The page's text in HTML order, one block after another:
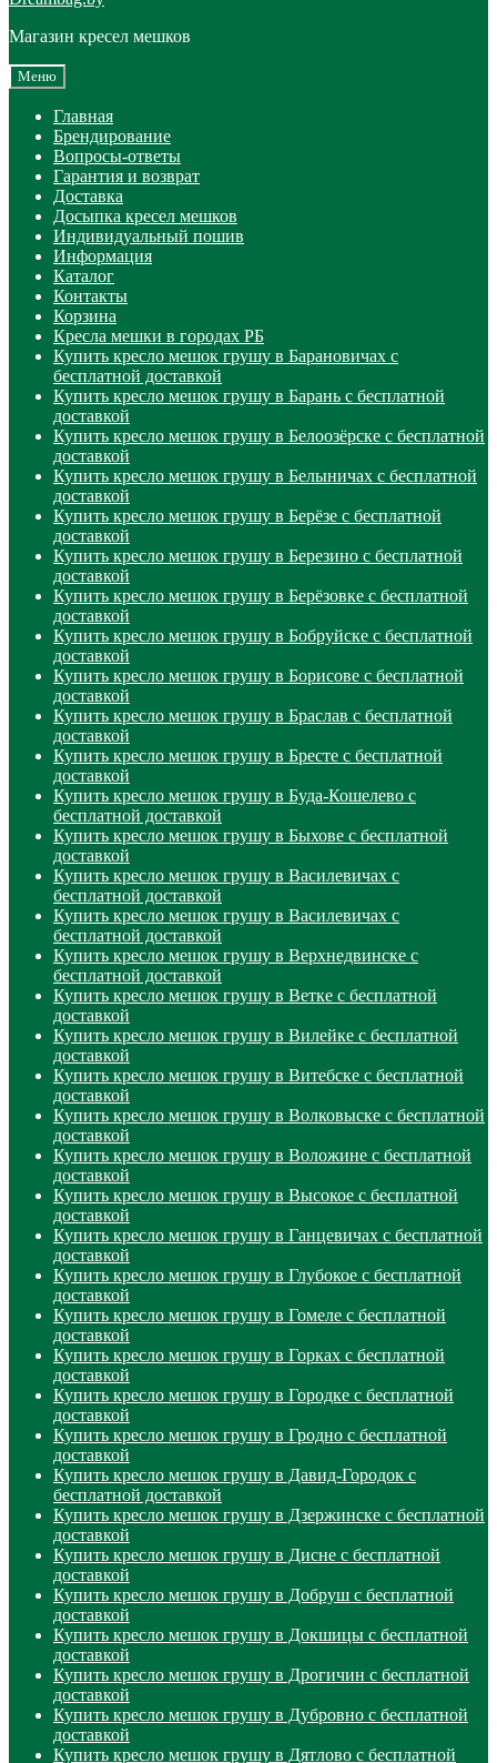
Магазин кресел мешков
Меню
Главная
Брендирование
Вопросы-ответы
Гарантия и возврат
Доставка
Досыпка кресел мешков
Индивидуальный пошив
Информация
Каталог
Контакты
Корзина
Кресла мешки в городах РБ
Купить кресло мешок грушу в Барановичах с
бесплатной доставкой
Купить кресло мешок грушу в Барань с бесплатной
доставкой
Купить кресло мешок грушу в Белоозёрске с бесплатной
доставкой
Купить кресло мешок грушу в Белыничах с бесплатной
доставкой
Купить кресло мешок грушу в Берёзе с бесплатной
доставкой
Купить кресло мешок грушу в Березино с бесплатной
доставкой
Купить кресло мешок грушу в Берёзовке с бесплатной
доставкой
Купить кресло мешок грушу в Бобруйске с бесплатной
доставкой
Купить кресло мешок грушу в Борисове с бесплатной
доставкой
Купить кресло мешок грушу в Браслав с бесплатной
доставкой
Купить кресло мешок грушу в Бресте с бесплатной
доставкой
Купить кресло мешок грушу в Буда-Кошелево с
бесплатной доставкой
Купить кресло мешок грушу в Быхове с бесплатной
доставкой
Купить кресло мешок грушу в Василевичах с
бесплатной доставкой
Купить кресло мешок грушу в Василевичах с
бесплатной доставкой
Купить кресло мешок грушу в Верхнедвинске с
бесплатной доставкой
Купить кресло мешок грушу в Ветке с бесплатной
доставкой
Купить кресло мешок грушу в Вилейке с бесплатной
доставкой
Купить кресло мешок грушу в Витебске с бесплатной
доставкой
Купить кресло мешок грушу в Волковыске с бесплатной
доставкой
Купить кресло мешок грушу в Воложине с бесплатной
доставкой
Купить кресло мешок грушу в Высокое с бесплатной
доставкой
Купить кресло мешок грушу в Ганцевичах с бесплатной
доставкой
Купить кресло мешок грушу в Глубокое с бесплатной
доставкой
Купить кресло мешок грушу в Гомеле с бесплатной
доставкой
Купить кресло мешок грушу в Горках с бесплатной
доставкой
Купить кресло мешок грушу в Городке с бесплатной
доставкой
Купить кресло мешок грушу в Гродно с бесплатной
доставкой
Купить кресло мешок грушу в Давид-Городок с
бесплатной доставкой
Купить кресло мешок грушу в Дзержинске с бесплатной
доставкой
Купить кресло мешок грушу в Дисне с бесплатной
доставкой
Купить кресло мешок грушу в Добруш с бесплатной
доставкой
Купить кресло мешок грушу в Докшицы с бесплатной
доставкой
Купить кресло мешок грушу в Дрогичин с бесплатной
доставкой
Купить кресло мешок грушу в Дубровно с бесплатной
доставкой
Купить кресло мешок грушу в Дятлово с бесплатной